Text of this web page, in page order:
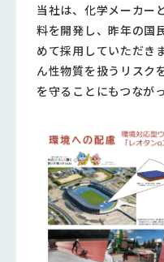
当社は、化学メーカー
料を開発し、昨年の国
めて採用していただき
ん性物質を扱うリスク
を守ることにもつなが